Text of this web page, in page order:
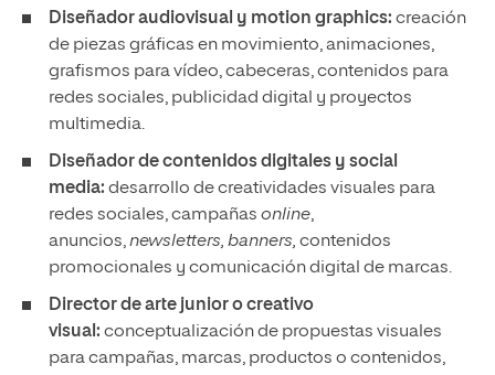
Diseñador audiovisual y motion graphics: creación
de piezas gráficas en movimiento, animaciones,
grafismos para vídeo, cabeceras, contenidos para
redes sociales, publicidad digital y proyectos
multimedia.
Diseñador de contenidos digitales y social
media: desarrollo de creatividades visuales para
redes sociales, campañas online,
anuncios,newsletters, banners, contenidos
promocionales y comunicación digital de marcas.
Director de arte junior o creativo
visual: conceptualización de propuestas visuales
para campañas, marcas, productos o contenidos,